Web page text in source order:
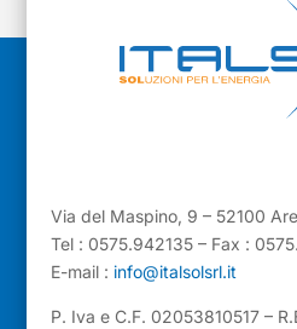
Via del Maspino, 9 – 52100
Tel : 0575.942135 – Fax :
E-mail : info@italsolsrl.it
P. Iva e C.F. 02053810517 –